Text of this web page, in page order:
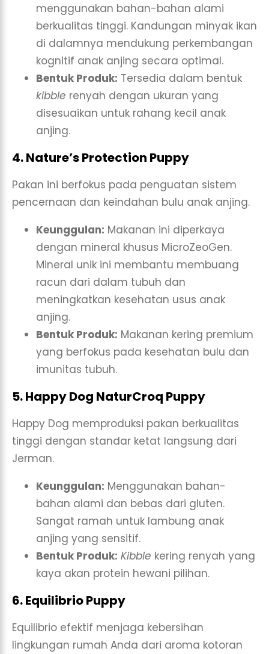
menggunakan bahan-bahan alami
berkualitas tinggi. Kandungan minyak ikan
di dalamnya mendukung perkembangan
kognitif anak anjing secara optimal.
Bentuk Produk: Tersedia dalam bentuk
kibble renyah dengan ukuran yang
disesuaikan untuk rahang kecil anak
anjing.
4. Nature’s Protection Puppy
Pakan ini berfokus pada penguatan sistem
pencernaan dan keindahan bulu anak anjing.
Keunggulan: Makanan ini diperkaya
dengan mineral khusus MicroZeoGen.
Mineral unik ini membantu membuang
racun dari dalam tubuh dan
meningkatkan kesehatan usus anak
anjing.
Bentuk Produk: Makanan kering premium
yang berfokus pada kesehatan bulu dan
imunitas tubuh.
5. Happy Dog NaturCroq Puppy
Happy Dog memproduksi pakan berkualitas
tinggi dengan standar ketat langsung dari
Jerman.
Keunggulan: Menggunakan bahan-
bahan alami dan bebas dari gluten.
Sangat ramah untuk lambung anak
anjing yang sensitif.
Bentuk Produk: Kibble kering renyah yang
kaya akan protein hewani pilihan.
6. Equilibrio Puppy
Equilibrio efektif menjaga kebersihan
lingkungan rumah Anda dari aroma kotoran